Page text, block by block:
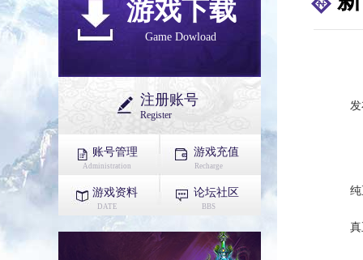
游戏下载
Game Dowload
注册账号
Register
账号管理
Administration
游戏充值
Recharge
游戏资料
DATE
论坛社区
BBS
发